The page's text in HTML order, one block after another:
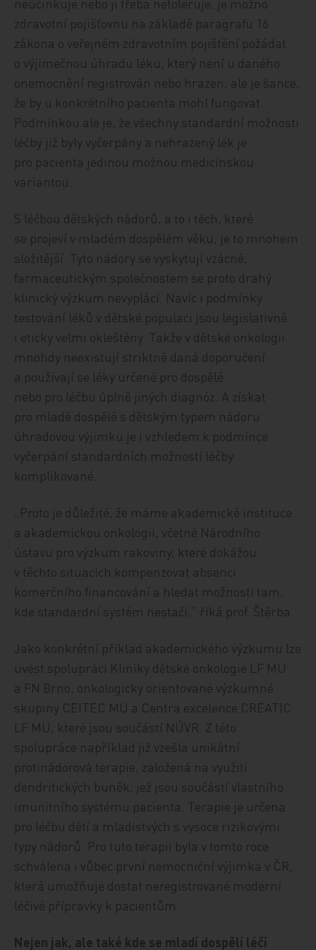
neúčinkuje nebo ji třeba netoleruje, je možno
zdravotní pojišťovnu na základě paragrafu 16
zákona o veřejném zdravotním pojištění požádat
o výjimečnou úhradu léku, který není u daného
onemocnění registrován nebo hrazen, ale je šance,
že by u konkrétního pacienta mohl fungovat.
Podmínkou ale je, že všechny standardní možnosti
léčby již byly vyčerpány a nehrazený lék je
pro pacienta jedinou možnou medicínskou
variantou.
S léčbou dětských nádorů, a to i těch, které
se projeví v mladém dospělém věku, je to mnohem
složitější. Tyto nádory se vyskytují vzácně,
farmaceutickým společnostem se proto drahý
klinický výzkum nevyplácí. Navíc i podmínky
testování léků v dětské populaci jsou legislativně
i eticky velmi okleštěny. Takže v dětské onkologii
mnohdy neexistují striktně daná doporučení
a používají se léky určené pro dospělé
nebo pro léčbu úplně jiných diagnóz. A získat
pro mladé dospělé s dětským typem nádoru
úhradovou výjimku je i vzhledem k podmínce
vyčerpání standardních možností léčby
komplikované.
„Proto je důležité, že máme akademické instituce
a akademickou onkologii, včetně Národního
ústavu pro výzkum rakoviny, které dokážou
v těchto situacích kompenzovat absenci
komerčního financování a hledat možnosti tam,
kde standardní systém nestačí,“ říká prof. Štěrba.
Jako konkrétní příklad akademického výzkumu lze
uvést spolupráci Kliniky dětské onkologie LF MU
a FN Brno, onkologicky orientované výzkumné
skupiny CEITEC MU a Centra excelence CREATIC
LF MU, které jsou součástí NÚVR. Z této
spolupráce například již vzešla unikátní
protinádorová terapie, založená na využití
dendritických buněk, jež jsou součástí vlastního
imunitního systému pacienta. Terapie je určena
pro léčbu dětí a mladistvých s vysoce rizikovými
typy nádorů. Pro tuto terapii byla v tomto roce
schválena i vůbec první nemocniční výjimka v ČR,
která umožňuje dostat neregistrované moderní
léčivé přípravky k pacientům.
Nejen jak, ale také kde se mladí dospělí léčí